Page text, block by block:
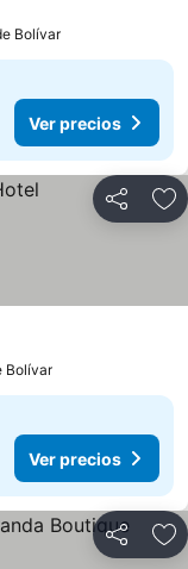
Bolívar
Ver precios
Compartir
Bolívar
Ver precios
Compartir